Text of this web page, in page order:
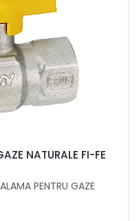
NATURALE FI-FE
PENTRU GAZE